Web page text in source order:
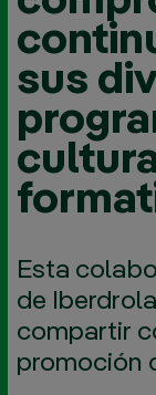
sus
Esta
de
compartir
promoción